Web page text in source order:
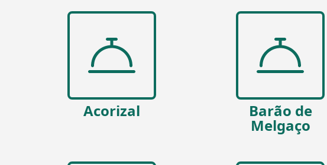
Acorizal Barão de
Melgaço